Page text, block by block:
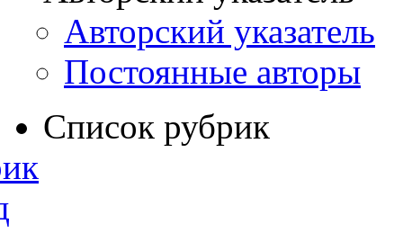
Авторский указатель
Постоянные авторы
Список рубрик